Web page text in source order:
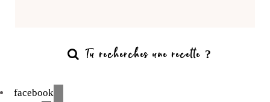
facebook